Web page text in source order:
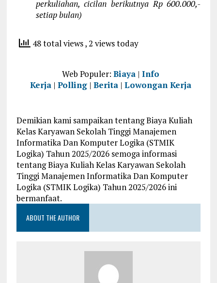
perkuliahan, cicilan berikutnya Rp 600.000,-
setiap bulan)
48 total views, 2 views today
Web Populer:Biaya |Info
Kerja |Polling |Berita |Lowongan Kerja
Demikian kami sampaikan tentang Biaya Kuliah
Kelas Karyawan Sekolah Tinggi Manajemen
Informatika Dan Komputer Logika (STMIK
Logika) Tahun 2025/2026 semoga informasi
tentang Biaya Kuliah Kelas Karyawan Sekolah
Tinggi Manajemen Informatika Dan Komputer
Logika (STMIK Logika) Tahun 2025/2026 ini
bermanfaat.
ABOUT THE AUTHOR